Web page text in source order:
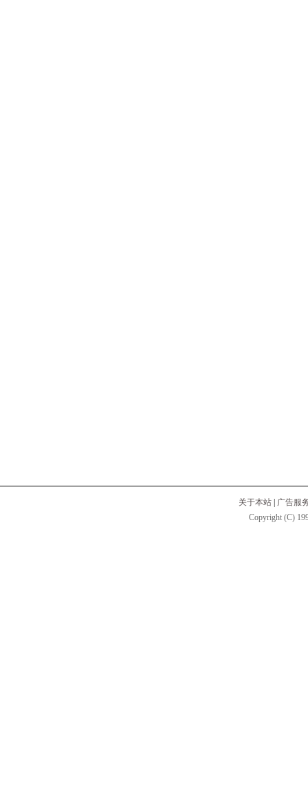
关于本站
广告服
Copyright (C)